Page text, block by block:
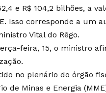
e R$ 104,2 bilhões, a
Isso corresponde a um
Vital do Rêgo.
feira, 15, o ministro
no plenário do órgão
de Minas e Energia